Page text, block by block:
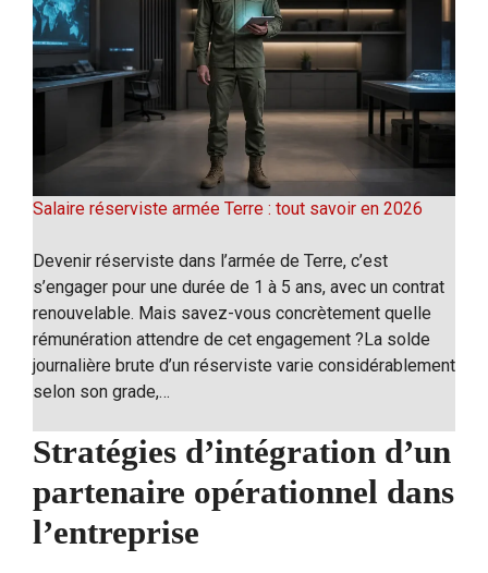
Salaire réserviste armée Terre : tout savoir en 2026
Devenir réserviste dans l’armée de Terre, c’est
s’engager pour une durée de 1 à 5 ans, avec un contrat
renouvelable. Mais savez-vous concrètement quelle
rémunération attendre de cet engagement ?La solde
journalière brute d’un réserviste varie considérablement
selon son grade,…
Stratégies d’intégration d’un
partenaire opérationnel dans
l’entreprise